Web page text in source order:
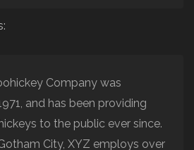
Company was
and has been providing
to the public ever since.
City, XYZ employs over